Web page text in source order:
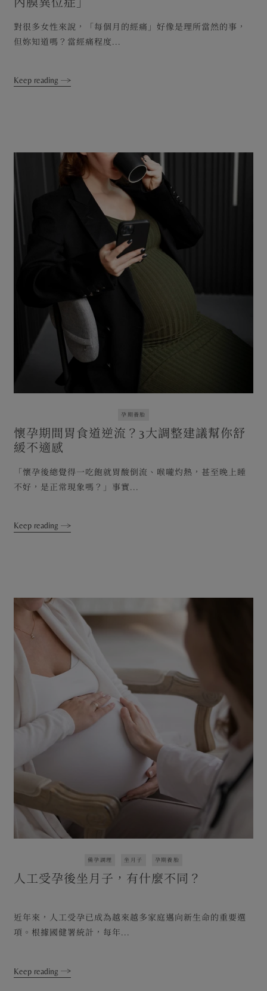
對很多女性來說，「每個月的經痛」好像是理所當然的事，
但妳知道嗎？當經痛程度...
Keep reading
孕期養胎
懷孕期間胃食道逆流？3大調整建議幫你舒
緩不適感
「懷孕後總覺得一吃飽就胃酸倒流、喉嚨灼熱，甚至晚上睡
不好，是正常現象嗎？」事實...
Keep reading
備孕調理 坐月子 孕期養胎
人工受孕後坐月子，有什麼不同？
近年來，人工受孕已成為越來越多家庭邁向新生命的重要選
項。根據國健署統計，每年...
Keep reading